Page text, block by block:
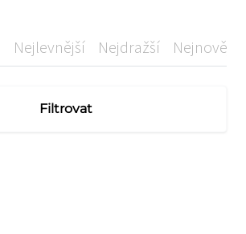
Nejlevnější Nejdražší Nejnovější
Filtrovat